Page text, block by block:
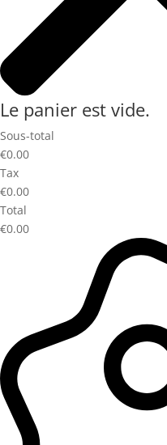
Le panier est vide.
Sous-total
€0.00
Tax
€0.00
Total
€0.00